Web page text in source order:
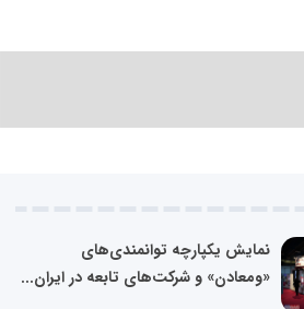
نمایش یکپارچه توانمندی‌های
«ومعادن» و شرکت‌های تابعه در ایران...